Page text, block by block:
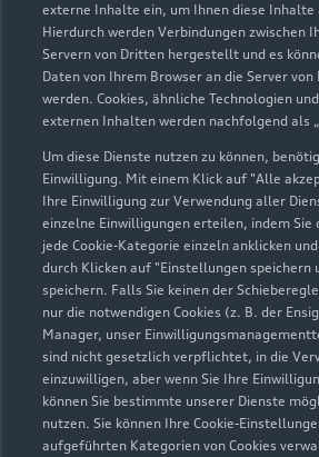
externe Inhalte ein, um Ihnen diese Inhalte
Hierdurch werden Verbindungen zwischen
Servern von Dritten hergestellt und es
Daten von Ihrem Browser an die Server
werden. Cookies, ähnliche Technologien
externen Inhalten werden nachfolgend als
Um diese Dienste nutzen zu können,
Einwilligung. Mit einem Klick auf "Alle
Ihre Einwilligung zur Verwendung aller
einzelne Einwilligungen erteilen, indem Sie
jede Cookie-Kategorie einzeln anklicken
durch Klicken auf "Einstellungen speichern
speichern. Falls Sie keinen der
nur die notwendigen Cookies (z. B. der
Manager, unser
sind nicht gesetzlich verpflichtet, in die
einzuwilligen, aber wenn Sie Ihre
können Sie bestimmte unserer Dienste
nutzen. Sie können Ihre Cookie-
aufgeführten Kategorien von Cookies
09131 686200
audi.erlangen@feser-graf.de
Kontaktdaten herunterladen
Öffnungszeiten
Verkauf
Geschlossen,öffnet am
Service
Geschlossen, öffnet am